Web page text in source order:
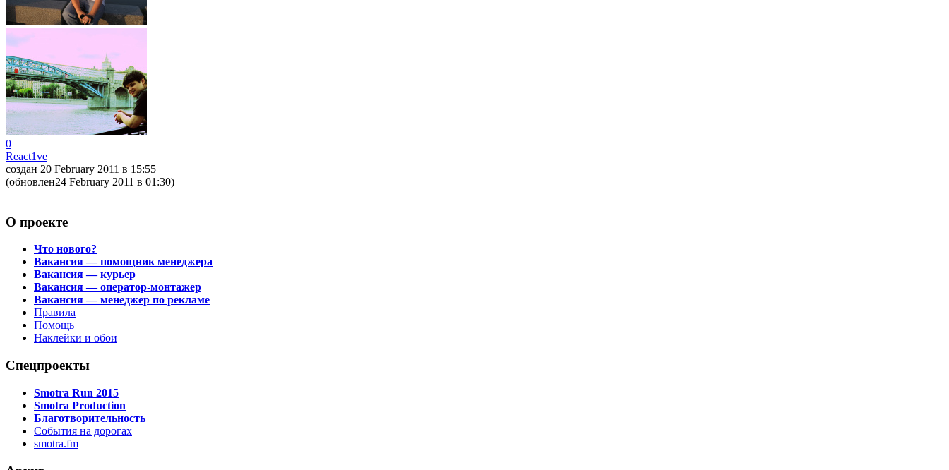
0
React1ve
создан 20 February 2011 в 15:55
(обновлен24 February 2011 в 01:30)
О проекте
Что нового?
Вакансия — помощник менеджера
Вакансия — курьер
Вакансия — оператор-монтажер
Вакансия — менеджер по рекламе
Правила
Помощь
Наклейки и обои
Спецпроекты
Smotra Run 2015
Smotra Production
Благотворительность
События на дорогах
smotra.fm